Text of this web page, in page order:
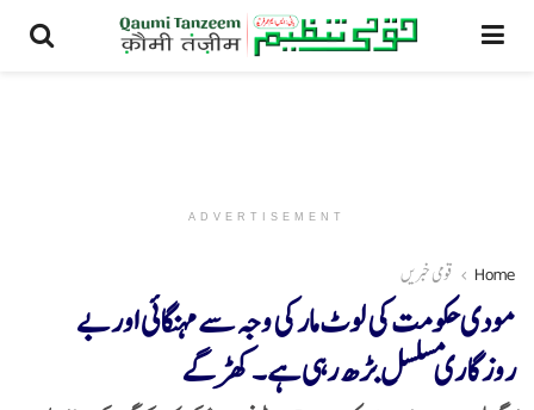
ADVERTISEMENT
Home قومی خبریں
مودی حکومت کی لوٹ مار کی وجہ سے مہنگائی اور بے
روزگاری مسلسل بڑھ رہی ہے۔ کھڑگے